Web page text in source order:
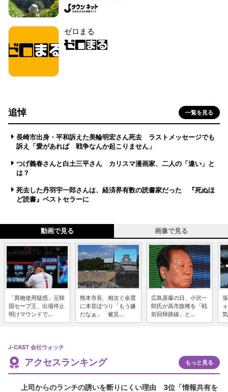
ゼロまる
追悼 一覧を見る
長崎市出身・平和訴えた美輪明宏さん死去 ラストメッセージでも
訴え「愛があれば 戦争なんか起こりません」
つげ義春さんと白土三平さん カリスマ漫画家、二人の「違い」と
は？
死去した丹羽宇一郎さんは、経済界有数の読書家だった 『死ぬほ
ど読書』ベストセラーに
動画で見る 画像で見る
「異物使用疑惑」元韓
国セーブ王、出場停止
明けマウンドで...
熊本市長、相次ぐ余震
に本音ぽつり「もう嫌
だなぁ」 被災...
広島原爆の日、小沢一
郎氏が高市政権を「戦
前回帰路線」と...
J-CAST 会社ウォッチ
アクセスランキング もっと見る
上司からのランチの誘いを断りにくい理由 3位「情報共有を